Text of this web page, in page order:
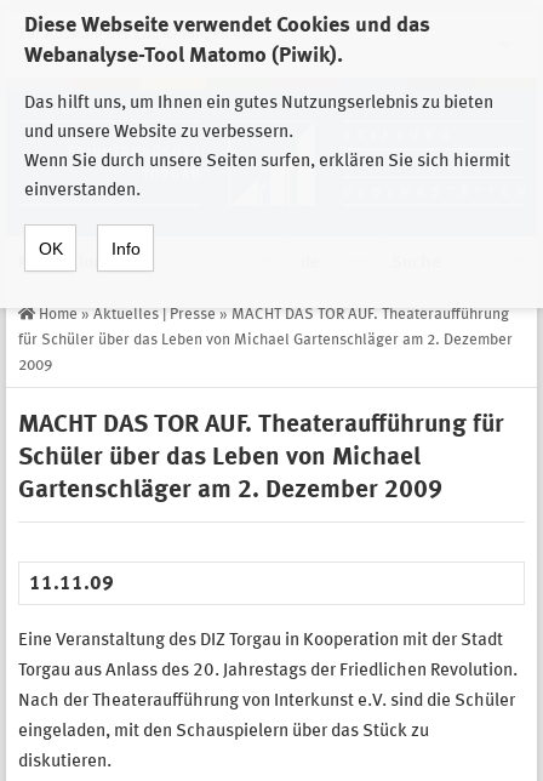
Diese Webseite verwendet Cookies und das
Webanalyse-Tool Matomo (Piwik).
Das hilft uns, um Ihnen ein gutes Nutzungserlebnis zu bieten
und unsere Website zu verbessern.
Wenn Sie durch unsere Seiten surfen, erklären Sie sich hiermit
einverstanden.
OK Info
Zur Auswahl der Einrichtungen der
Stiftung Sächsische Gedenkstätten
Home » Aktuelles | Presse » MACHT DAS TOR AUF. Theateraufführung
für Schüler über das Leben von Michael Gartenschläger am 2. Dezember
2009
MACHT DAS TOR AUF. Theateraufführung für
Schüler über das Leben von Michael
Gartenschläger am 2. Dezember 2009
11.11.09
Eine Veranstaltung des DIZ Torgau in Kooperation mit der Stadt
Torgau aus Anlass des 20. Jahrestags der Friedlichen Revolution.
Nach der Theateraufführung von Interkunst e.V. sind die Schüler
eingeladen, mit den Schauspielern über das Stück zu
diskutieren.